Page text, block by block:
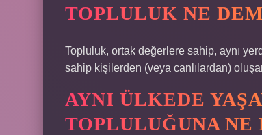
TOPLULUK NE
Topluluk, ortak değerlere sahip, aynı
sahip kişilerden (veya canlılardan)
AYNI ÜLKEDE
TOPLULUĞUNA NE